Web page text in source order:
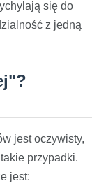
się do
z jedną
jest oczywisty,
przypadki.
jest: